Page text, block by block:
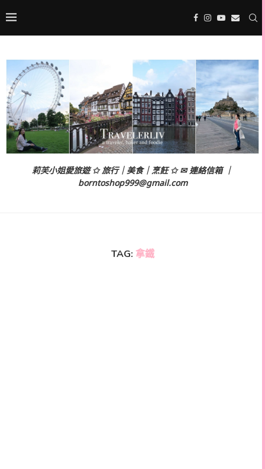
莉芙小姐愛旅遊 ✩ 旅行｜美食｜烹飪 ✩ ✉ 連絡信箱 ｜
borntoshop999@gmail.com
TAG: 拿鐵